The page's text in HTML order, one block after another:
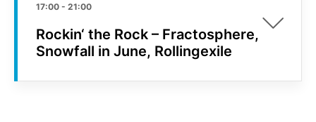
17:00 - 21:00
Rockin‘ the Rock – Fractosphere,
Snowfall in June, Rollingexile